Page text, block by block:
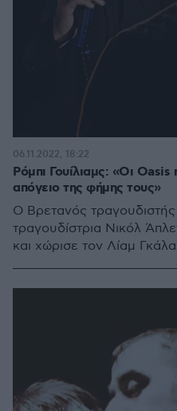
Ρόμπι Γουίλιαμς: «Οι
απόγειο της φήμης τους»
Ο Βρετανός τραγουδιστής
τραγουδίστρια Νικόλ
και χώρισε τον Λίαμ
06.11.2022, 18:22